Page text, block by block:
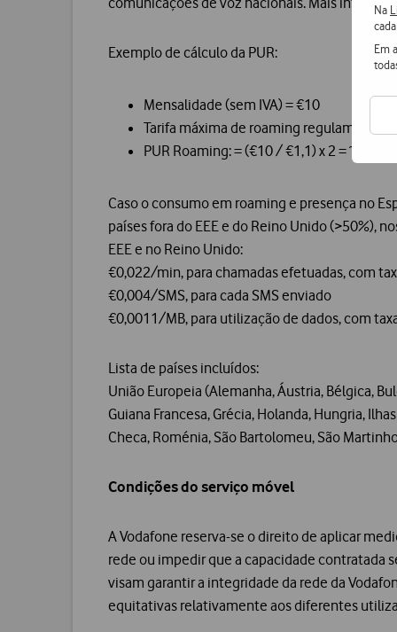
Na
Em
Exemplo de cálculo da PUR:
Mensalidade (sem IVA) = €10
Tarifa máxima de roaming
PUR Roaming: = (€10 / €1,1) x 2 = ~17,76
Caso o consumo em roaming e presença no
países fora do EEE e do Reino Unido (>50%),
EEE e no Reino Unido:
€0,022/min, para chamadas efetuadas, com
€0,004/SMS, para cada SMS enviado
€0,0011/MB, para utilização de dados, com
Lista de países incluídos:
União Europeia (Alemanha, Áustria, Bélgica,
Guiana Francesa, Grécia, Holanda, Hungria,
Checa, Roménia, São Bartolomeu, São
Condições do serviço móvel
A Vodafone reserva-se o direito de aplicar
rede ou impedir que a capacidade contratada
visam garantir a integridade da rede da
equitativas relativamente aos diferentes